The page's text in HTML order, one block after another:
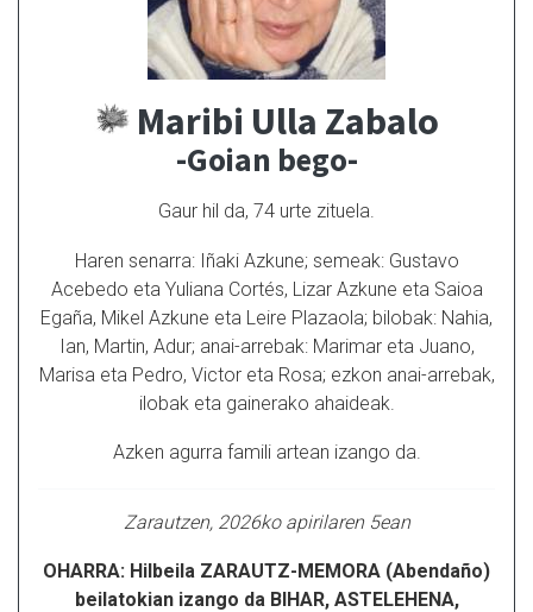
Maribi Ulla Zabalo
-Goian bego-
Gaur hil da, 74 urte zituela.
Haren senarra: Iñaki Azkune; semeak: Gustavo
Acebedo eta Yuliana Cortés, Lizar Azkune eta Saioa
Egaña, Mikel Azkune eta Leire Plazaola; bilobak: Nahia,
Ian, Martin, Adur; anai-arrebak: Marimar eta Juano,
Marisa eta Pedro, Victor eta Rosa; ezkon anai-arrebak,
ilobak eta gainerako ahaideak.
Azken agurra famili artean izango da.
Zarautzen, 2026ko apirilaren 5ean
OHARRA: Hilbeila ZARAUTZ-MEMORA (Abendaño)
beilatokian izango da BIHAR, ASTELEHENA,